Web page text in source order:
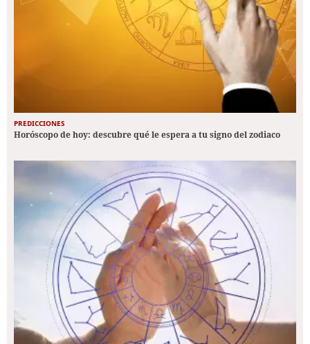
PREDICCIONES
Horóscopo de hoy: descubre qué le espera a tu signo del zodiaco